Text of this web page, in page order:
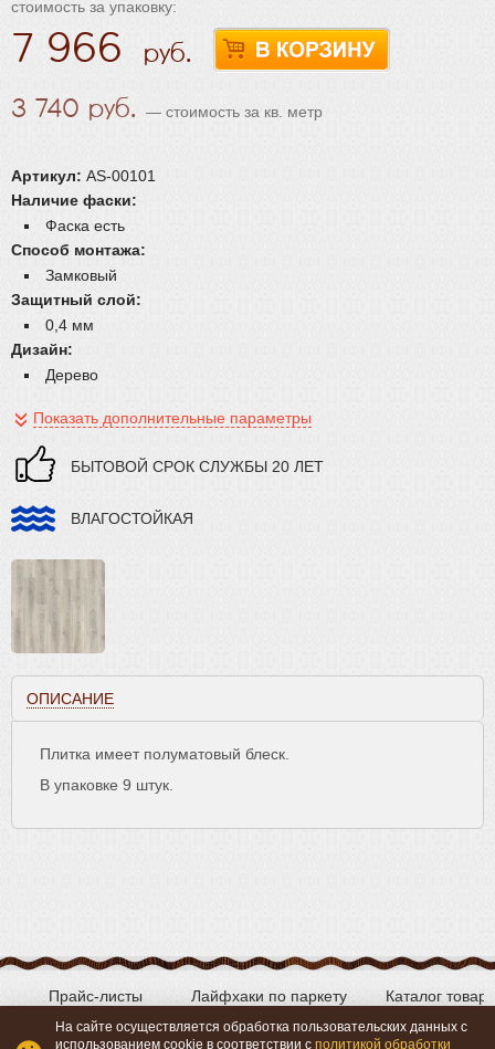
стоимость за упаковку:
7 966
3 740 — стоимость за кв. метр
Артикул: AS-00101
Наличие фаски:
Фаска есть
Способ монтажа:
Замковый
Защитный слой:
0,4 мм
Дизайн:
Дерево
Показать дополнительные параметры
БЫТОВОЙ СРОК СЛУЖБЫ 20 ЛЕТ
ВЛАГОСТОЙКАЯ
ОПИСАНИЕ
Плитка имеет полуматовый блеск.
В упаковке 9 штук.
Лайфхаки по паркету Каталог
Прайс-листы
На сайте осуществляется обработка пользовательских данных с
использованием cookie в соответствии с политикой обработки